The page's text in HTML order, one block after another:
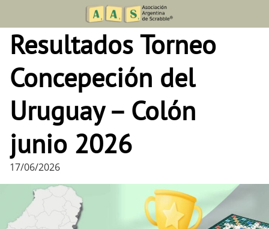
content
Resultados Torneo
Concepeción del
Uruguay – Colón
junio 2026
17/06/2026